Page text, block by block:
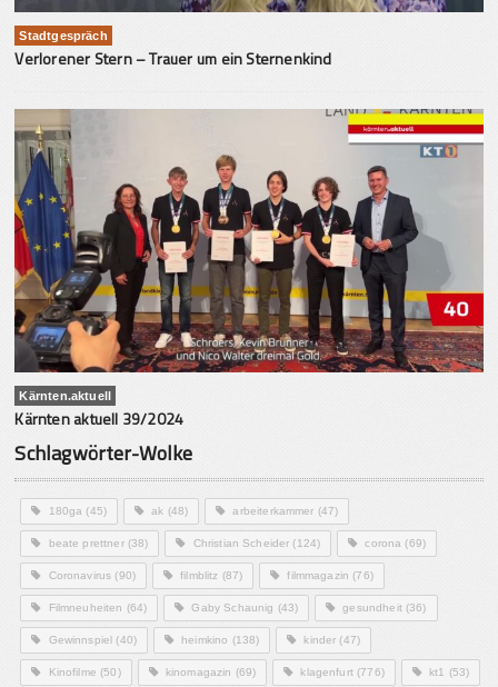
Stadtgespräch
Verlorener Stern – Trauer um ein Sternenkind
Kärnten.aktuell
Kärnten aktuell 39/2024
Schlagwörter-Wolke
180ga (45) ak (48) arbeiterkammer (47)
beate prettner(38) Christian Scheider (124) corona (69)
Coronavirus (90) filmblitz (87) filmmagazin (76)
Filmneuheiten (64) Gaby Schaunig (43) gesundheit(36)
Gewinnspiel (40) heimkino (138) kinder (47)
Kinofilme (50) kinomagazin (69) klagenfurt(776) kt1 (53)